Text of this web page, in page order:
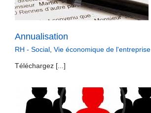
Annualisation
RH - Social Vie économique de l'entreprise
Téléchargez [...]